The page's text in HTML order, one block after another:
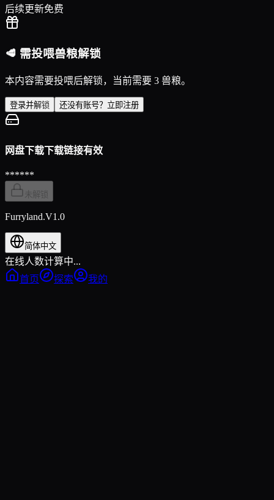
后续更新免费
🥩 需投喂兽粮解锁
本内容需要投喂后解锁，当前需要 3 兽粮。
登录并解锁 还没有账号？立即注册
网盘下载下载链接有效
******
未解锁
Furryland.V1.0
简体中文
在线人数计算中...
首页
探索 我的